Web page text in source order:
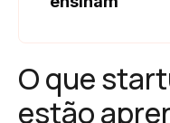
O que
estão